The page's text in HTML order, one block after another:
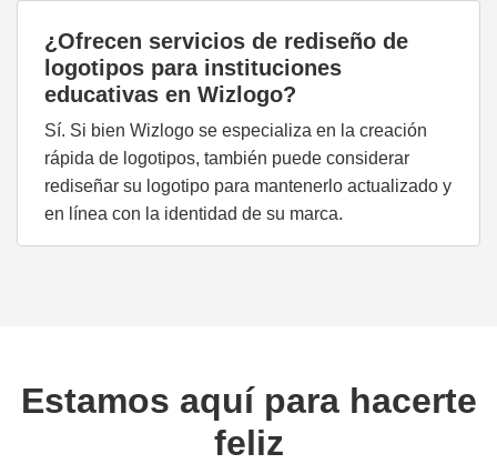
¿Ofrecen servicios de rediseño de
logotipos para instituciones
educativas en Wizlogo?
Sí. Si bien Wizlogo se especializa en la creación
rápida de logotipos, también puede considerar
rediseñar su logotipo para mantenerlo actualizado y
en línea con la identidad de su marca.
Estamos aquí para hacerte
feliz